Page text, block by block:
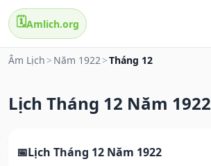
🗓️Amlich.org
Âm Lịch > Năm 1922>Tháng 12
Lịch Tháng 12 Năm 1922
Lịch Tháng 12 Năm 1922